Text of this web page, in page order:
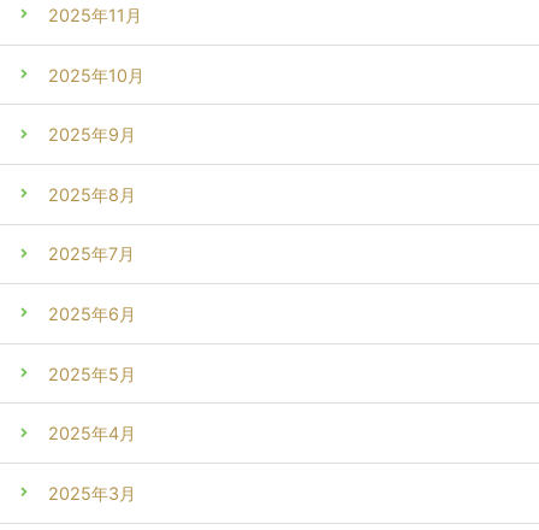
2025年11月
2025年10月
2025年9月
2025年8月
2025年7月
2025年6月
2025年5月
2025年4月
2025年3月